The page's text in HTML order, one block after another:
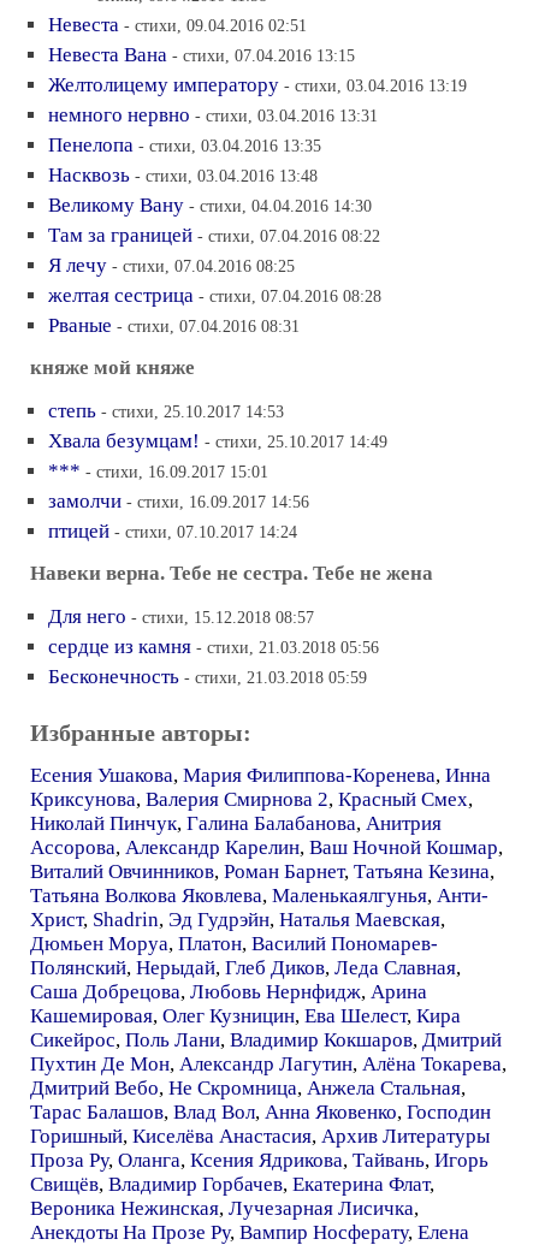
Невеста - стихи, 09.04.2016 02:51
Невеста Вана - стихи, 07.04.2016 13:15
Желтолицему императору - стихи, 03.04.2016 13:19
немного нервно - стихи, 03.04.2016 13:31
Пенелопа - стихи, 03.04.2016 13:35
Насквозь - стихи, 03.04.2016 13:48
Великому Вану - стихи, 04.04.2016 14:30
Там за границей - стихи, 07.04.2016 08:22
Я лечу - стихи, 07.04.2016 08:25
желтая сестрица - стихи, 07.04.2016 08:28
Рваные - стихи, 07.04.2016 08:31
княже мой княже
степь - стихи, 25.10.2017 14:53
Хвала безумцам! - стихи, 25.10.2017 14:49
*** - стихи, 16.09.2017 15:01
замолчи - стихи, 16.09.2017 14:56
птицей - стихи, 07.10.2017 14:24
Навеки верна. Тебе не сестра. Тебе не жена
Для него - стихи, 15.12.2018 08:57
сердце из камня - стихи, 21.03.2018 05:56
Бесконечность - стихи, 21.03.2018 05:59
Избранные авторы:
Есения Ушакова, Мария Филиппова-Коренева, Инна
Криксунова, Валерия Смирнова 2, Красный Смех,
Николай Пинчук, Галина Балабанова, Анитрия
Ассорова, Александр Карелин, Ваш Ночной Кошмар,
Виталий Овчинников, Роман Барнет, Татьяна Кезина,
Татьяна Волкова Яковлева, Маленькаялгунья, Анти-
Христ, Shadrin, Эд Гудрэйн, Наталья Маевская,
Дюмьен Моруа, Платон, Василий Пономарев-
Полянский, Нерыдай, Глеб Диков, Леда Славная,
Саша Добрецова, Любовь Нернфидж, Арина
Кашемировая, Олег Кузницин, Ева Шелест, Кира
Сикейрос, Поль Лани, Владимир Кокшаров, Дмитрий
Пухтин Де Мон, Александр Лагутин, Алёна Токарева,
Дмитрий Вебо, Не Скромница, Анжела Стальная,
Тарас Балашов, Влад Вол, Анна Яковенко, Господин
Горишный, Киселёва Анастасия, Архив Литературы
Проза Ру, Оланга, Ксения Ядрикова, Тайвань, Игорь
Свищёв, Владимир Горбачев, Екатерина Флат,
Вероника Нежинская, Лучезарная Лисичка,
Анекдоты На Прозе Ру, Вампир Носферату, Елена